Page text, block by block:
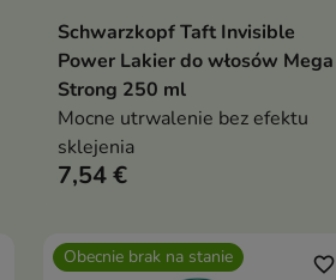
Pokaż szczegóły
Schwarzkopf Taft Invisible
Power Lakier do włosów Mega
Strong 250 ml
Mocne utrwalenie bez efektu
sklejenia
7,54 €
Obecnie brak na stanie favorite_border